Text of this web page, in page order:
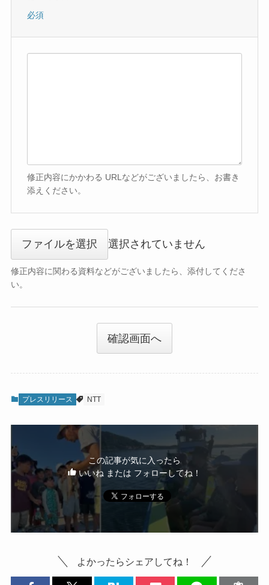
必須
修正内容にかかわる URLなどがございましたら、お書き
添えください。
ファイルを選択 選択されていません
修正内容に関わる資料などがございましたら、添付してくださ
い。
確認画面へ
プレスリリース NTT
この記事が気に入ったら
いいね または フォローしてね！
よかったらシェアしてね！